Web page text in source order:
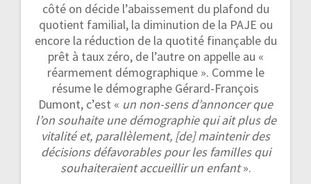
côté on décide l’abaissement du plafond du
quotient familial, la diminution de la PAJE ou
encore la réduction de la quotité finançable du
prêt à taux zéro, de l’autre on appelle au «
réarmement démographique ». Comme le
résume le démographe Gérard-François
Dumont, c’est « un non-sens d’annoncer que
l’on souhaite une démographie qui ait plus de
vitalité et, parallèlement, [de] maintenir des
décisions défavorables pour les familles qui
souhaiteraient accueillir un enfant».